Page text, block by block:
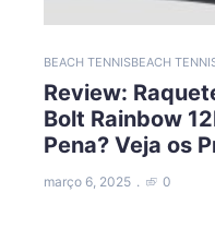
BEACH TENNISBEACH
Review:
Bolt Rainbow
Pena? Veja os
março 6, 2025 0